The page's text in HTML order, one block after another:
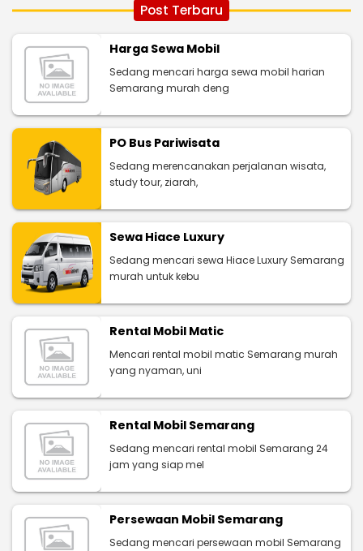
Post Terbaru
Harga Sewa Mobil
Sedang mencari harga sewa mobil harian
Semarang murah deng
PO Bus Pariwisata
Sedang merencanakan perjalanan wisata,
study tour, ziarah,
Sewa Hiace Luxury
Sedang mencari sewa Hiace Luxury Semarang
murah untuk kebu
Rental Mobil Matic
Mencari rental mobil matic Semarang murah
yang nyaman, uni
Rental Mobil Semarang
Sedang mencari rental mobil Semarang 24
jam yang siap mel
Persewaan Mobil Semarang
Sedang mencari persewaan mobil Semarang